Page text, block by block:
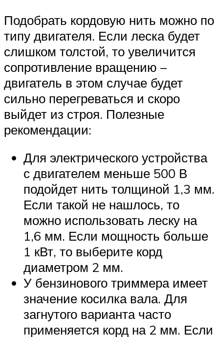
Подобрать кордовую нить можно по
типу двигателя. Если леска будет
слишком толстой, то увеличится
сопротивление вращению –
двигатель в этом случае будет
сильно перегреваться и скоро
выйдет из строя. Полезные
рекомендации:
Для электрического устройства
с двигателем меньше 500 В
подойдет нить толщиной 1,3 мм.
Если такой не нашлось, то
можно использовать леску на
1,6 мм. Если мощность больше
1 кВт, то выберите корд
диаметром 2 мм.
У бензинового триммера имеет
значение косилка вала. Для
загнутого варианта часто
применяется корд на 2 мм. Если